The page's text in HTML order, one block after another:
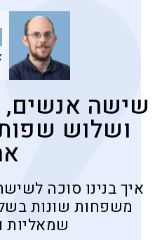
שישה
ושלוש
איך בנינו סוכה
משפחות שונות
שמאליות